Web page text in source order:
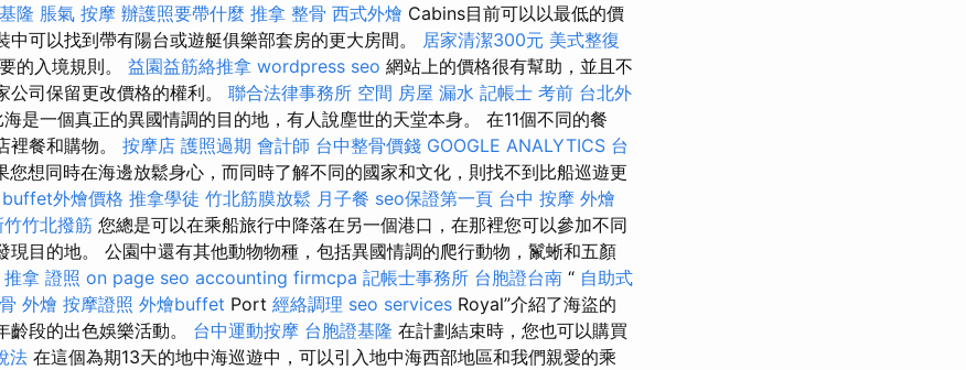
隆 脹氣 按摩 辦護照要帶什麼 推拿 整骨 西式外燴 Cabins目前可以以最低的價
中可以找到帶有陽台或遊艇俱樂部套房的更大房間。 居家清潔300元 美式整復
的入境規則。 益園益筋絡推拿 wordpress seo 網站上的價格很有幫助，並且不
公司保留更改價格的權利。 聯合法律事務所 空間 房屋 漏水 記帳士 考前 台北外
海是一個真正的異國情調的目的地，有人說塵世的天堂本身。 在11個不同的餐
裡餐和購物。 按摩店 護照過期 會計師 台中整骨價錢 GOOGLE ANALYTICS 台
您想同時在海邊放鬆身心，而同時了解不同的國家和文化，則找不到比船巡遊更
buffet外燴價格 推拿學徒 竹北筋膜放鬆 月子餐 seo保證第一頁 台中 按摩 外燴
竹竹北撥筋 您總是可以在乘船旅行中降落在另一個港口，在那裡您可以參加不同
現目的地。 公園中還有其他動物物種，包括異國情調的爬行動物，鬣蜥和五顏
推拿 證照 on page seo accounting firmcpa 記帳士事務所 台胞證台南 “ 自助式
外燴 按摩證照 外燴buffet Port 經絡調理 seo services Royal”介紹了海盜的
齡段的出色娛樂活動。 台中運動按摩 台胞證基隆 在計劃結束時，您也可以購買
法 在這個為期13天的地中海巡遊中，可以引入地中海西部地區和我們親愛的乘